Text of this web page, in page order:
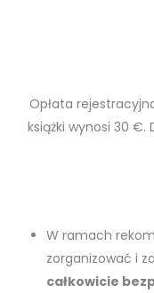
Opłata
książki wynosi 30
W ramach
zorganizować i
całkowicie